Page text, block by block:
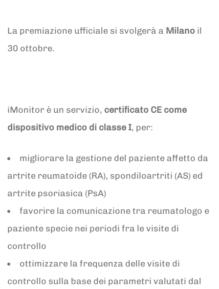
La premiazione ufficiale si svolgerà a Milano il
30 ottobre.
iMonitor è un servizio, certificato CE come
dispositivo medico di classe I, per:
migliorare la gestione del paziente affetto da
artrite reumatoide (RA), spondiloartriti (AS) ed
artrite psoriasica (PsA)
favorire la comunicazione tra reumatologo e
paziente specie nei periodi fra le visite di
controllo
ottimizzare la frequenza delle visite di
controllo sulla base dei parametri valutati dal